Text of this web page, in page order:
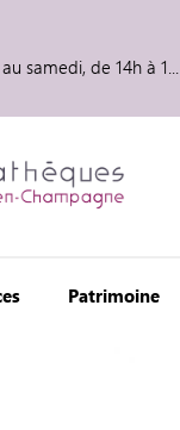
samedi, de 14h à 1...
Patrimoine